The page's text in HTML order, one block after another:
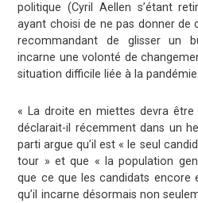
politique (Cyril Aellen s’étant
ayant choisi de ne pas donner de
recommandant de glisser un
incarne une volonté de
situation difficile liée à la pandémie.
« La droite en miettes devra
déclarait-il récemment dans un
parti argue qu’il est « le seul
tour » et que « la population
que ce que les candidats encore
qu’il incarne désormais non